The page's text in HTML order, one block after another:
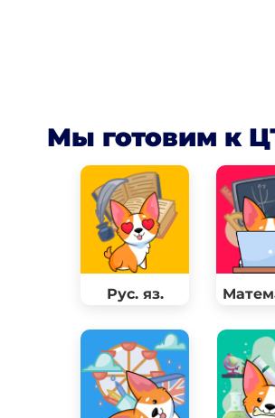
Рус. яз.
Мы готовим к